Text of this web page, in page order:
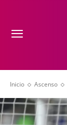
Inicio Ascenso